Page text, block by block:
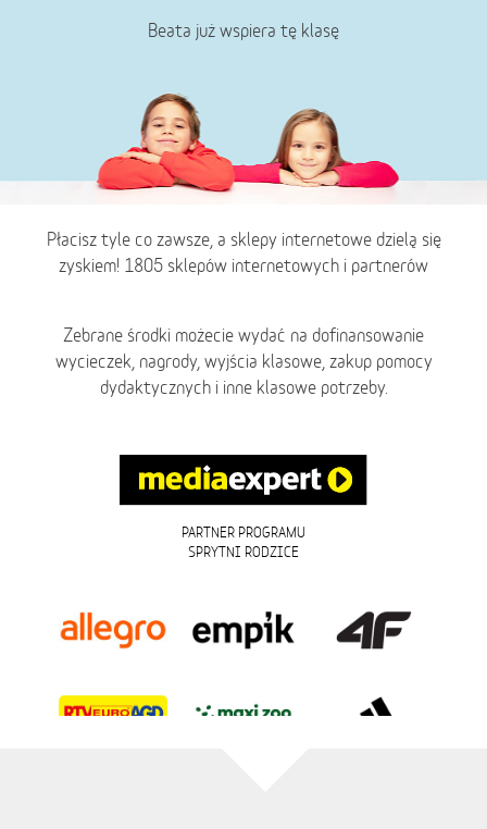
Beata już wspiera tę klasę
Płacisz tyle co zawsze, a sklepy internetowe dzielą się
zyskiem! 1805 sklepów internetowych i partnerów
Zebrane środki możecie wydać na dofinansowanie
wycieczek, nagrody, wyjścia klasowe, zakup pomocy
dydaktycznych i inne klasowe potrzeby.
PARTNER PROGRAMU
SPRYTNI RODZICE